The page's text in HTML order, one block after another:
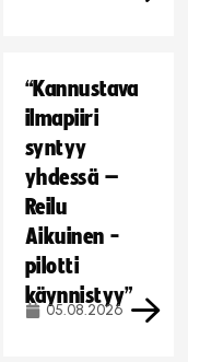
.
“Kannustava
ilmapiiri
syntyy
yhdessä –
Reilu
Aikuinen -
pilotti
käynnistyy”
05.08.2026